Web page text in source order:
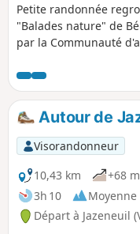
Petite randonnée
"Balades nature" de
par la Communauté
Autour de
Visorandonneur
10,43 km
+68 m
3h 10
Moyenne
Départ à Jazeneuil